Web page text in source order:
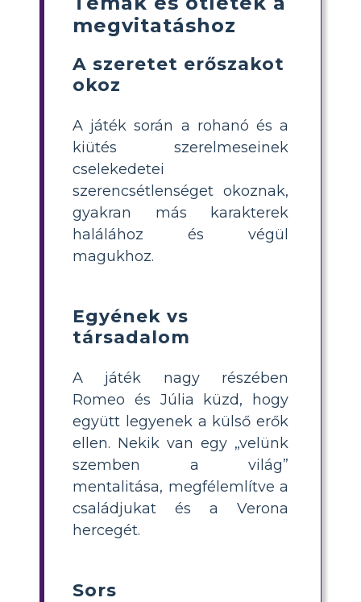
megvitatáshoz
A szeretet erőszakot
okoz
A játék során a rohanó és a
kiütés szerelmeseinek
cselekedetei
szerencsétlenséget okoznak,
gyakran más karakterek
halálához és végül
magukhoz.
Egyének vs
társadalom
A játék nagy részében
Romeo és Júlia küzd, hogy
együtt legyenek a külső erők
ellen. Nekik van egy „velünk
szemben a világ”
mentalitása, megfélemlítve a
családjukat és a Verona
hercegét.
Sors